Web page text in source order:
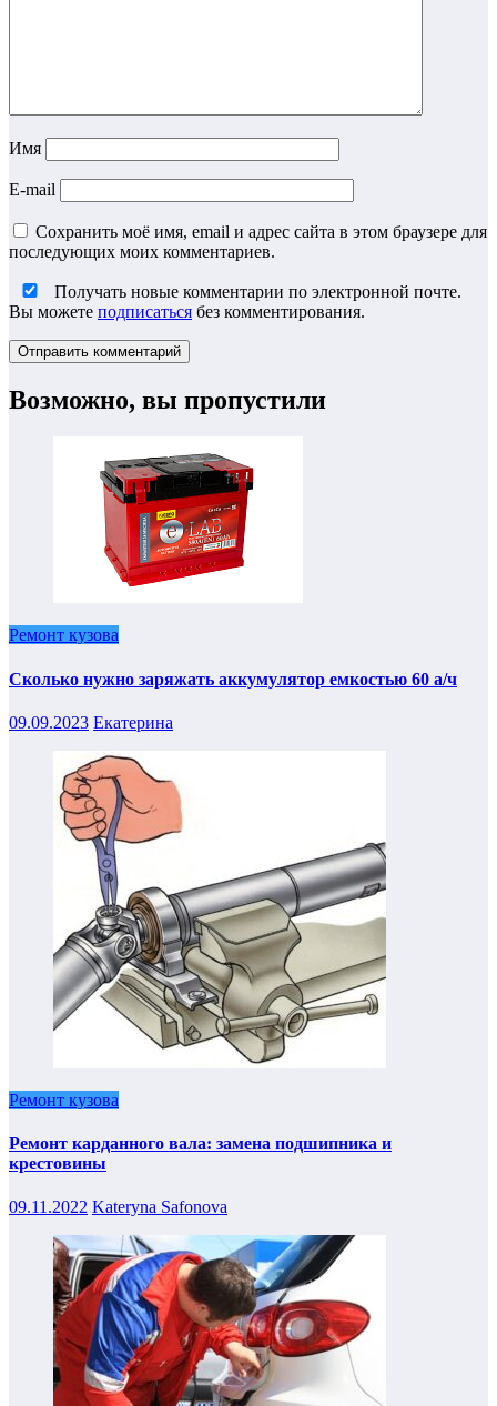
Имя
E-mail
Сохранить моё имя, email и адрес сайта в этом браузере для
последующих моих комментариев.
Получать новые комментарии по электронной почте.
Вы можете подписаться без комментирования.
Возможно, вы пропустили
Ремонт кузова
Сколько нужно заряжать аккумулятор емкостью 60 а/ч
09.09.2023 Екатерина
Ремонт кузова
Ремонт карданного вала: замена подшипника и
крестовины
09.11.2022 Kateryna Safonova